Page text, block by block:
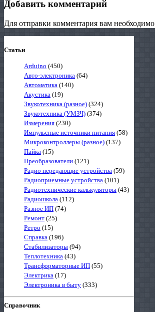
Добавить комментарий
Для отправки комментария вам необходимо
Статьи
Arduino (450)
Авто-электроника (64)
Автоматика (140)
Акустика (19)
Звукотехника (разное) (324)
Звукотехника (УМЗЧ) (374)
Измерения (230)
Импульсные источники питания (58)
Микроконтроллеры (разное) (137)
Пайка (15)
Преобразователи (121)
Радио передающие устройства (59)
Радиоприемные устройства (101)
Радиотехнические калькуляторы (43)
Радиошкола (112)
Разное ИП (74)
Ремонт (25)
Ретро (15)
Справка (196)
Стабилизаторы (94)
Теплотехника (43)
Трансформаторные ИП (55)
Электрика (17)
Электроника в быту (333)
Справочник